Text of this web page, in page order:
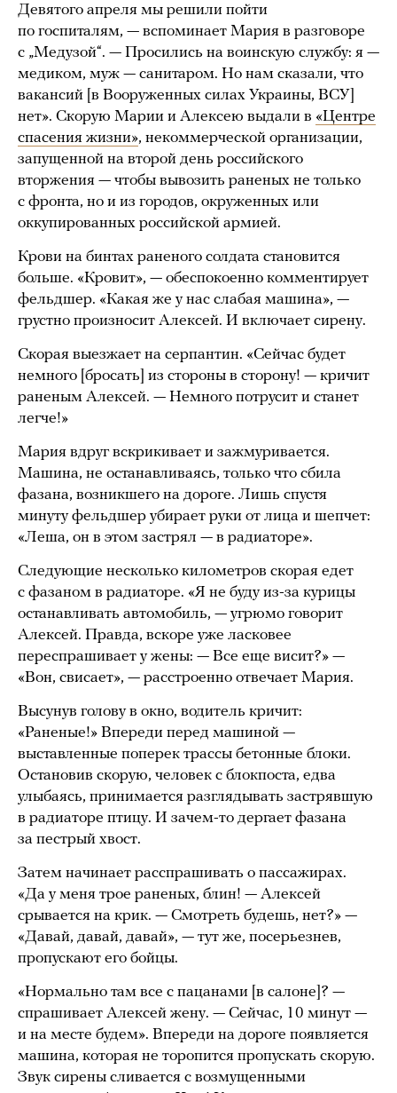
Девятого апреля мы решили пойти
по госпиталям, — вспоминает Мария в разговоре
с „Медузой“. — Просились на воинскую службу: я —
медиком, муж — санитаром. Но нам сказали, что
вакансий [в Вооруженных силах Украины, ВСУ]
нет». Скорую Марии и Алексею выдали в «Центре
спасения жизни», некоммерческой организации,
запущенной на второй день российского
вторжения — чтобы вывозить раненых не только
с фронта, но и из городов, окруженных или
оккупированных российской армией.
Крови на бинтах раненого солдата становится
больше. «Кровит», — обеспокоенно комментирует
фельдшер. «Какая же у нас слабая машина», —
грустно произносит Алексей. И включает сирену.
Скорая выезжает на серпантин. «Сейчас будет
немного [бросать] из стороны в сторону! — кричит
раненым Алексей. — Немного потрусит и станет
легче!»
Мария вдруг вскрикивает и зажмуривается.
Машина, не останавливаясь, только что сбила
фазана, возникшего на дороге. Лишь спустя
минуту фельдшер убирает руки от лица и шепчет:
«Леша, он в этом застрял — в радиаторе».
Следующие несколько километров скорая едет
с фазаном в радиаторе. «Я не буду из-за курицы
останавливать автомобиль, — угрюмо говорит
Алексей. Правда, вскоре уже ласковее
переспрашивает у жены: — Все еще висит?» —
«Вон, свисает», — расстроенно отвечает Мария.
Высунув голову в окно, водитель кричит:
«Раненые!» Впереди перед машиной —
выставленные поперек трассы бетонные блоки.
Остановив скорую, человек с блокпоста, едва
улыбаясь, принимается разглядывать застрявшую
в радиаторе птицу. И зачем-то дергает фазана
за пестрый хвост.
Затем начинает расспрашивать о пассажирах.
«Да у меня трое раненых, блин! — Алексей
срывается на крик. — Смотреть будешь, нет?» —
«Давай, давай, давай», — тут же, посерьезнев,
пропускают его бойцы.
«Нормально там все с пацанами [в салоне]? —
спрашивает Алексей жену. — Сейчас, 10 минут —
и на месте будем». Впереди на дороге появляется
машина, которая не торопится пропускать скорую.
Звук сирены сливается с возмущенными